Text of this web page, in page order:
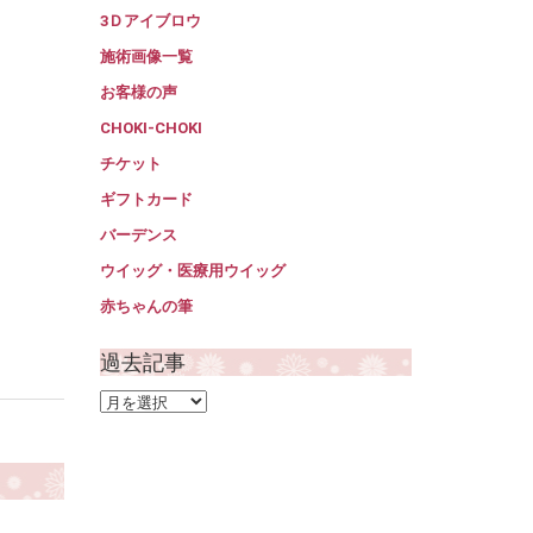
3Ｄアイブロウ
施術画像一覧
お客様の声
CHOKI-CHOKI
チケット
ギフトカード
バーデンス
ウイッグ・医療用ウイッグ
赤ちゃんの筆
過去記事
過